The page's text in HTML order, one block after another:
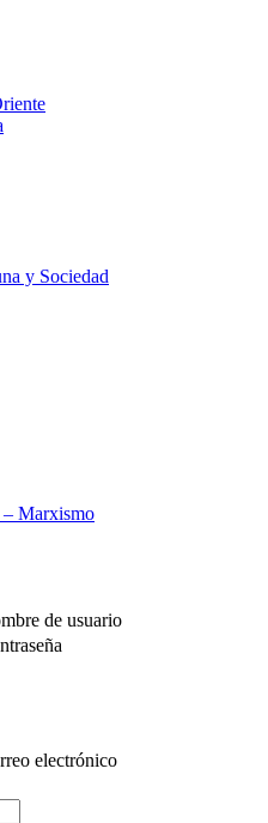
y Sociedad
Marxismo
de usuario
electrónico